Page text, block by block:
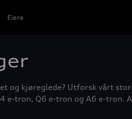
Eiere
og kjøreglede? Utforsk vårt
e-tron, Q6 e-tron og A6 e-tron.